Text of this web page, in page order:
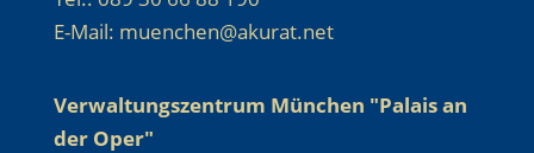
E-Mail: muenchen@akurat.net
Verwaltungszentrum München "Palais an
der Oper"